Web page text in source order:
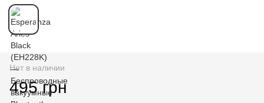
Нет в наличии
495 грн